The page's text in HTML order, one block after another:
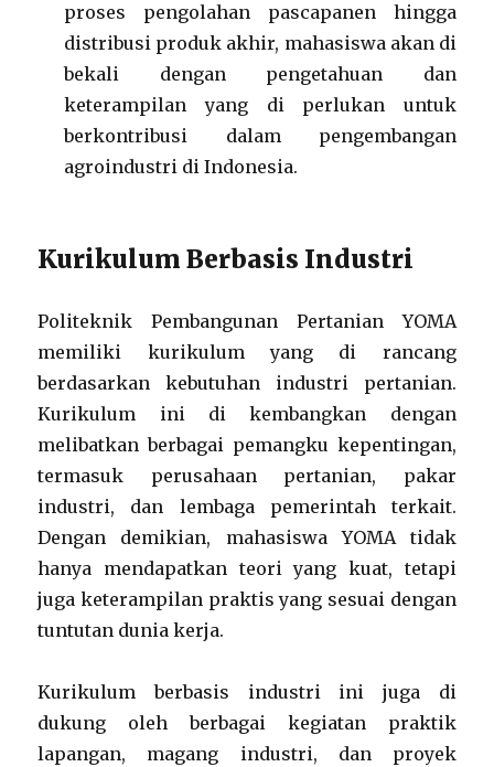
proses pengolahan pascapanen hingga
distribusi produk akhir, mahasiswa akan di
bekali dengan pengetahuan dan
keterampilan yang di perlukan untuk
berkontribusi dalam pengembangan
agroindustri di Indonesia.
Kurikulum Berbasis Industri
Politeknik Pembangunan Pertanian YOMA
memiliki kurikulum yang di rancang
berdasarkan kebutuhan industri pertanian.
Kurikulum ini di kembangkan dengan
melibatkan berbagai pemangku kepentingan,
termasuk perusahaan pertanian, pakar
industri, dan lembaga pemerintah terkait.
Dengan demikian, mahasiswa YOMA tidak
hanya mendapatkan teori yang kuat, tetapi
juga keterampilan praktis yang sesuai dengan
tuntutan dunia kerja.
Kurikulum berbasis industri ini juga di
dukung oleh berbagai kegiatan praktik
lapangan, magang industri, dan proyek